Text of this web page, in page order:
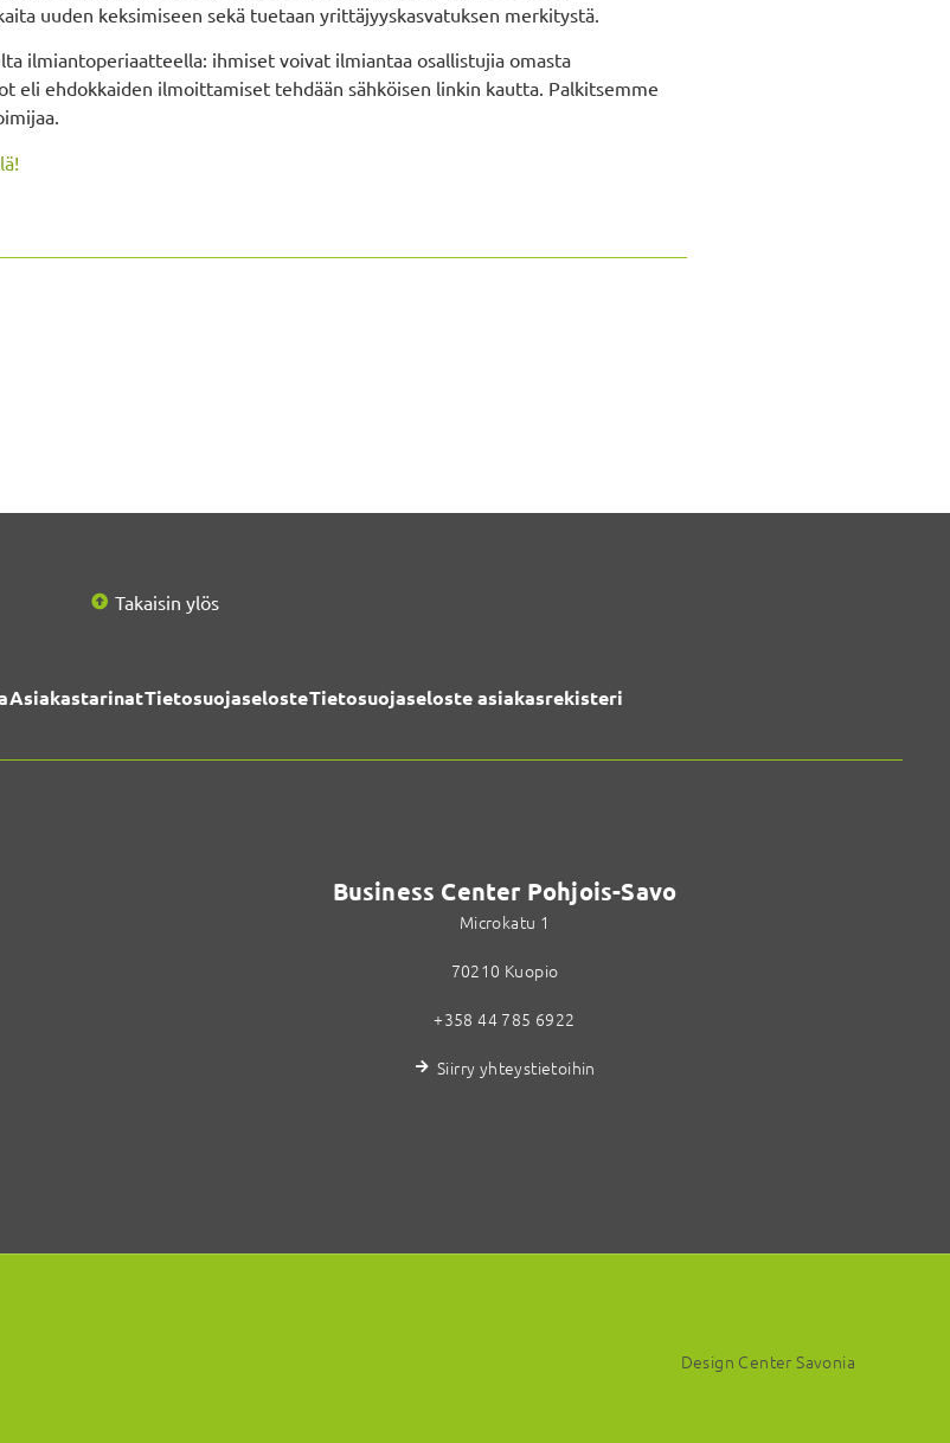
uuden keksimiseen sekä tuetaan yrittäjyyskasvatuksen merkitystä.
ilmiantoperiaatteella: ihmiset voivat ilmiantaa osallistujia omasta
eli ehdokkaiden ilmoittamiset tehdään sähköisen linkin kautta. Palkitsemme
Takaisin ylös
AsiakastarinatTietosuojaselosteTietosuojaseloste asiakasrekisteri
Business Center Pohjois-Savo
Microkatu 1
70210 Kuopio
+358 44 785 6922
Siirry yhteystietoihin
Design Center Savonia